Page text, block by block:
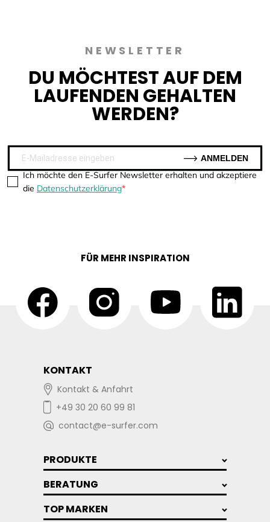
NEWSLETTER
DU MÖCHTEST AUF DEM
LAUFENDEN GEHALTEN
WERDEN?
Ich möchte den E-Surfer Newsletter erhalten und akzeptiere
die Datenschutzerklärung
ANMELDEN
FÜR MEHR INSPIRATION
KONTAKT
Kontakt & Anfahrt
+49 30 20 60 99 81
contact@e-surfer.com
PRODUKTE
BERATUNG
TOP MARKEN